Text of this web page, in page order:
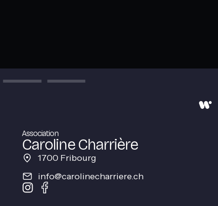
Association
Caroline Charrière
1700 Fribourg
info@carolinecharriere.ch